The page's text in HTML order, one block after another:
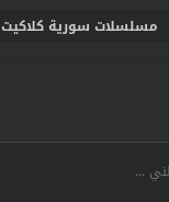
مسلسلات سورية كلاكيت